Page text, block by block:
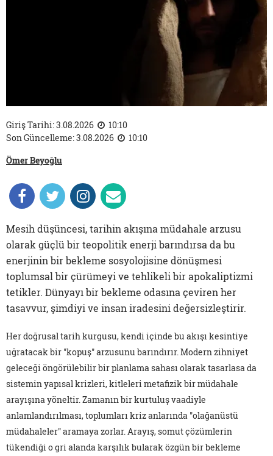
Giriş Tarihi: 3.08.2026
10:10
Son Güncelleme: 3.08.2026
10:10
Ömer Beyoğlu
Mesih düşüncesi, tarihin akışına müdahale arzusu
olarak güçlü bir teopolitik enerji barındırsa da bu
enerjinin bir bekleme sosyolojisine dönüşmesi
toplumsal bir çürümeyi ve tehlikeli bir apokaliptizmi
tetikler. Dünyayı bir bekleme odasına çeviren her
tasavvur, şimdiyi ve insan iradesini değersizleştirir.
Her doğrusal tarih kurgusu, kendi içinde bu akışı kesintiye
uğratacak bir "kopuş" arzusunu barındırır. Modern zihniyet
geleceği öngörülebilir bir planlama sahası olarak tasarlasa da
sistemin yapısal krizleri, kitleleri metafizik bir müdahale
arayışına yöneltir. Zamanın bir kurtuluş vaadiyle
anlamlandırılması, toplumları kriz anlarında "olağanüstü
müdahaleler" aramaya zorlar. Arayış, somut çözümlerin
tükendiği o gri alanda karşılık bularak özgün bir bekleme